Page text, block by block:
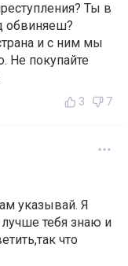
Ты в
обвиняеш?
и с ним мы
Не покупайте
3 7
указывай. Я
тебя знаю и
что